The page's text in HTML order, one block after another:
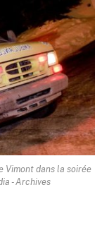
Vimont dans la soirée
- Archives